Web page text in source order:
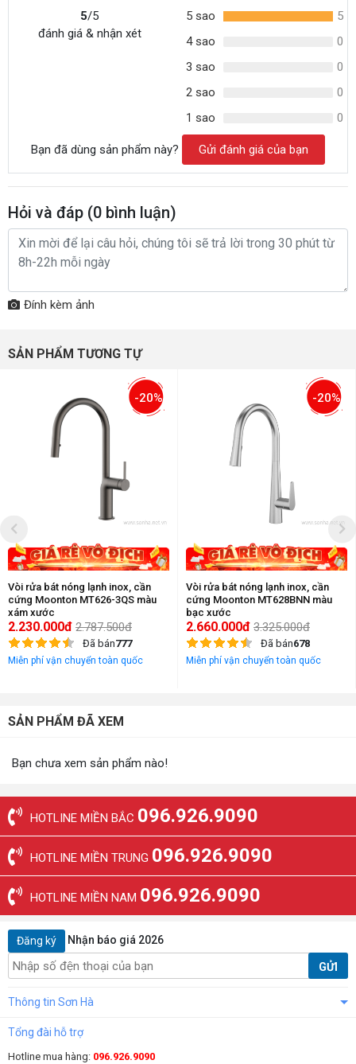
5/5
đánh giá & nhận xét
5 sao
5
4 sao
0
3 sao
0
2 sao
0
1 sao
0
Bạn đã dùng sản phẩm này? Gửi đánh giá của bạn
Hỏi và đáp (0 bình luận)
Đính kèm ảnh
SẢN PHẨM TƯƠNG TỰ
-20%
Vòi rửa bát nóng lạnh inox, cần
cứng Moonton MT626-3QS màu
xám xước
2.230.000đ 2.787.500đ
Đã bán777
Miễn phí vận chuyển toàn quốc
-20%
Vòi rửa bát nóng lạnh inox, cần
cứng Moonton MT628BNN màu
bạc xước
2.660.000đ 3.325.000đ
Đã bán678
Miễn phí vận chuyển toàn quốc
SẢN PHẨM ĐÃ XEM
Bạn chưa xem sản phẩm nào!
HOTLINE MIỀN BẮC 096.926.9090
HOTLINE MIỀN TRUNG 096.926.9090
HOTLINE MIỀN NAM 096.926.9090
Đăng ký Nhận báo giá 2026
GỬI
Thông tin Sơn Hà
Tổng đài hỗ trợ
Hotline mua hàng: 096.926.9090